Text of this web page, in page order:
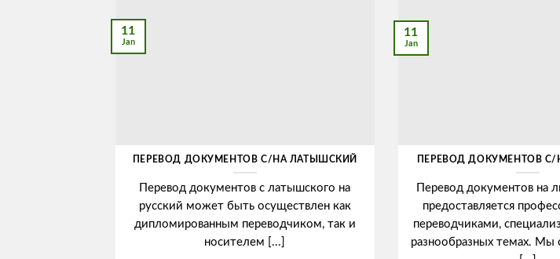
ПЕРЕВОД ДОКУМЕНТОВ С/НА ЛАТЫШСКИЙ
Перевод документов с латышского на
русский может быть осуществлен как
дипломированным переводчиком, так и
носителем [...]
11
Jan
ПЕРЕВОД ДОКУМЕНТОВ С/
Перевод документов на
предоставляется
переводчиками,
разнообразных темах. Мы
11
Jan